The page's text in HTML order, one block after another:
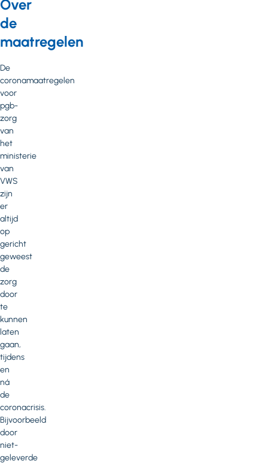
Over
de
maatregelen
De
coronamaatregelen
voor
pgb-
zorg
van
het
ministerie
van
VWS
zijn
er
altijd
op
gericht
geweest
de
zorg
door
te
kunnen
laten
gaan,
tijdens
en
ná
de
coronacrisis.
Bijvoorbeeld
door
niet-
geleverde